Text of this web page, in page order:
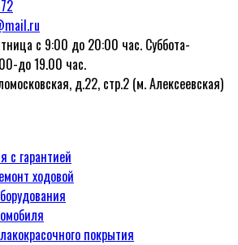
с 9:00 до 20:00 час. Суббота-
до 19.00 час.
д.22, стр.2 (м. Алексеевская)
с гарантией
ходовой
покрытия